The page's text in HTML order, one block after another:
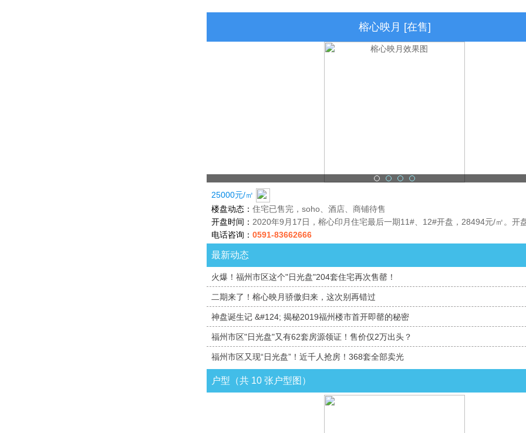
榕心映月 [在售]
25000元/㎡
楼盘动态： 住宅已售完，soho、酒店、商铺待售
开盘时间： 2020年9月17日，榕心印月住宅最后一期11#、12#开盘，28494元/㎡。开
电话咨询： 0591-83662666
最新动态
火爆！福州市区这个"日光盘"204套住宅再次售罄！
二期来了！榕心映月骄傲归来，这次别再错过
神盘诞生记 &#124; 揭秘2019福州楼市首开即罄的秘密
福州市区"日光盘"又有62套房源领证！售价仅2万出头？
福州市区又现“日光盘”！近千人抢房！368套全部卖光
户型（共 10 张户型图）